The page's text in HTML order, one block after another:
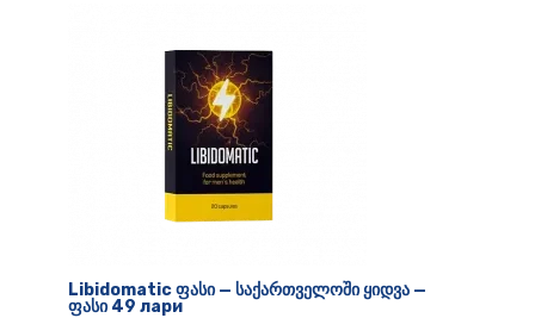
Libidomatic ფასი — საქართველოში ყიდვა —
ფასი 49 лари